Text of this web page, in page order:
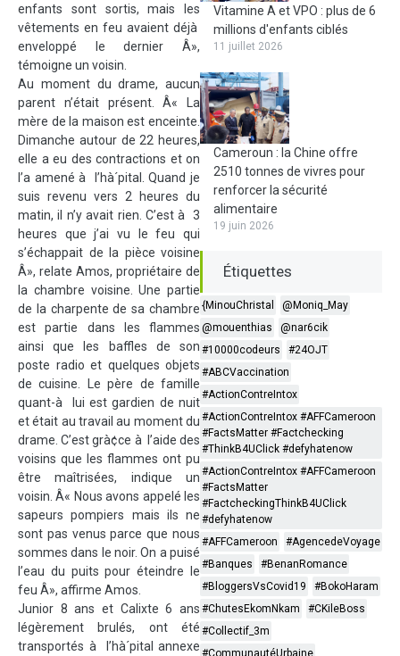
enfants sont sortis, mais les
vêtements en feu avaient déjà
enveloppé le dernier Â»,
témoigne un voisin.
Au moment du drame, aucun
parent n’était présent. Â« La
mère de la maison est enceinte.
Dimanche autour de 22 heures,
elle a eu des contractions et on
l’a amené à l’hà´pital. Quand je
suis revenu vers 2 heures du
matin, il n’y avait rien. C’est à 3
heures que j’ai vu le feu qui
s’échappait de la pièce voisine
Â», relate Amos, propriétaire de
la chambre voisine. Une partie
de la charpente de sa chambre
est partie dans les flammes
ainsi que les baffles de son
poste radio et quelques objets
de cuisine. Le père de famille
quant-à lui est gardien de nuit
et était au travail au moment du
drame. C’est grà¢ce à l’aide des
voisins que les flammes ont pu
être maîtrisées, indique un
voisin. Â« Nous avons appelé les
sapeurs pompiers mais ils ne
sont pas venus parce que nous
sommes dans le noir. On a puisé
l’eau du puits pour éteindre le
feu Â», affirme Amos.
Junior 8 ans et Calixte 6 ans
légèrement brulés, ont été
transportés à l’hà´pital annexe
Vitamine A et VPO : plus de 6
millions d'enfants ciblés
11 juillet 2026
Cameroun : la Chine offre
2510 tonnes de vivres pour
renforcer la sécurité
alimentaire
19 juin 2026
Étiquettes
{MinouChristal
@Moniq_May
@mouenthias
@nar6cik
#10000codeurs
#24OJT
#ABCVaccination
#ActionContreIntox
#ActionContreIntox #AFFCameroon
#FactsMatter #Factchecking
#ThinkB4UClick #defyhatenow
#ActionContreIntox #AFFCameroon
#FactsMatter
#FactcheckingThinkB4UClick
#defyhatenow
#AFFCameroon
#AgencedeVoyage
#Banques
#BenanRomance
#BloggersVsCovid19
#BokoHaram
#ChutesEkomNkam
#CKileBoss
#Collectif_3m